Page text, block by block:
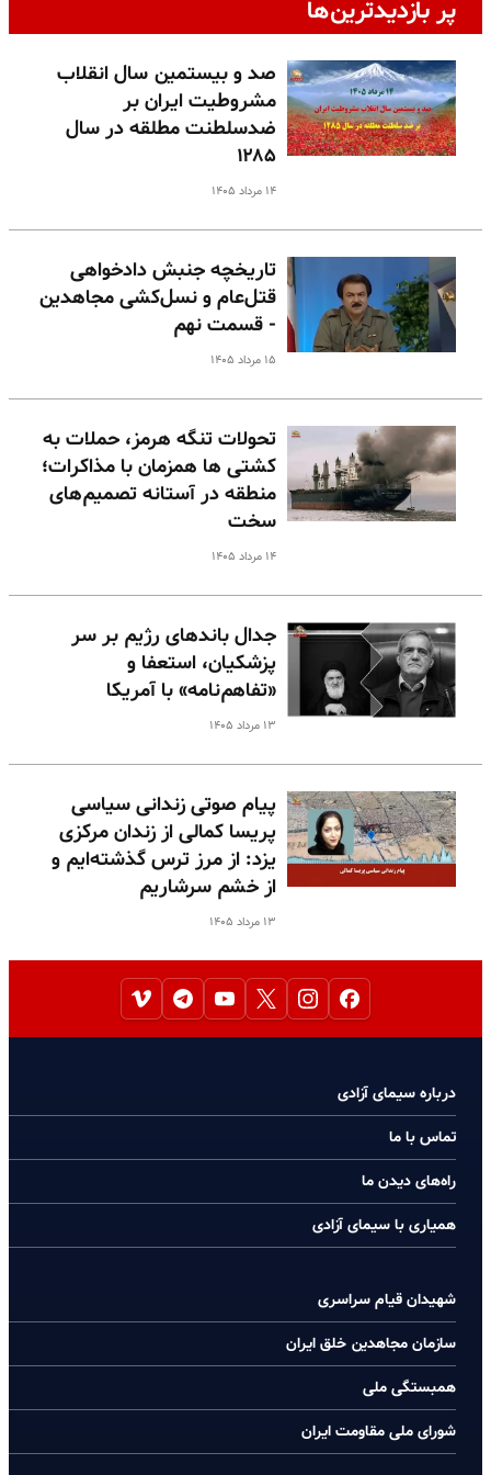
پر بازدیدترین‌ها
صد و بیستمین سال انقلاب
مشروطیت ایران بر
ضدسلطنت مطلقه در سال
۱۲۸۵
۱۴ مرداد ۱۴۰۵
تاریخچه جنبش دادخواهی
قتل‌عام و نسل‌کشی مجاهدین
- قسمت نهم
۱۵ مرداد ۱۴۰۵
تحولات تنگه هرمز، حملات به
کشتی ها همزمان با مذاکرات؛
منطقه در آستانه تصمیم‌های
سخت
۱۴ مرداد ۱۴۰۵
جدال باندهای رژیم بر سر
پزشکیان، استعفا و
«تفاهم‌نامه» با آمریکا
۱۳ مرداد ۱۴۰۵
پیام صوتی زندانی سیاسی
پریسا کمالی از زندان مرکزی
یزد: از مرز ترس گذشته‌ایم و
از خشم سرشاریم
۱۳ مرداد ۱۴۰۵
درباره سیمای آزادی
تماس با ما
راه‌های دیدن ما
همیاری با سیمای آزادی
شهیدان قیام سراسری
سازمان مجاهدین خلق ایران
همبستگی ملی
شورای ملی مقاومت ایران